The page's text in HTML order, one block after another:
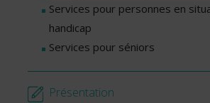
Services pour personnes en
handicap
Services pour séniors
Présentation